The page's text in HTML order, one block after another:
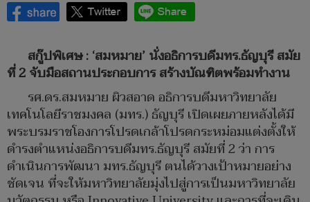
สกู๊ปพิเศษ : ‘สมหมาย’ นั่งอธิการบดีมทร.ธัญบุรี สมัย
ที่ 2 จับมือสถานประกอบการ สร้างบัณฑิตพร้อมทำงาน
รศ.ดร.สมหมาย ผิวสอาด อธิการบดีมหาวิทยาลัย
เทคโนโลยีราชมงคล (มทร.) ธัญบุรี เปิดเผยภายหลังได้มี
พระบรมราชโองการโปรดเกล้าโปรดกระหม่อมแต่งตั้งให้
ดำรงตำแหน่งอธิการบดีมทร.ธัญบุรี สมัยที่ 2 ว่า การ
ดำเนินการพัฒนา มทร.ธัญบุรี ตนได้วางเป้าหมายอย่าง
ชัดเจน ที่จะให้มหาวิทยาลัยมุ่งไปสู่การเป็นมหาวิทยาลัย